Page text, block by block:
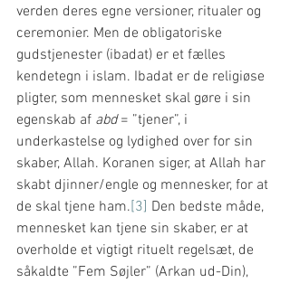
verden deres egne versioner, ritualer og
ceremonier. Men de obligatoriske
gudstjenester (ibadat) er et fælles
kendetegn i islam. Ibadat er de religiøse
pligter, som mennesket skal gøre i sin
egenskab af abd = ”tjener”, i
underkastelse og lydighed over for sin
skaber, Allah. Koranen siger, at Allah har
skabt djinner/engle og mennesker, for at
de skal tjene ham.[3] Den bedste måde,
mennesket kan tjene sin skaber, er at
overholde et vigtigt rituelt regelsæt, de
såkaldte ”Fem Søjler” (Arkan ud-Din),